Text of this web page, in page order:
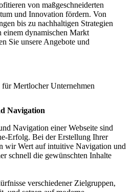
von maßgeschneiderten
und Innovation fördern. Von
bis zu nachhaltigen Strategien
einem dynamischen Markt
Sie unsere Angebote und
Navigation
Navigation einer Webseite sind
Erfolg. Bei der Erstellung Ihrer
wir Wert auf intuitive Navigation und
schnell die gewünschten Inhalte
verschiedener Zielgruppen,